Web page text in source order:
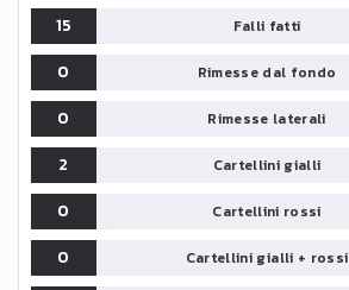
15
Falli fatti
0
Rimesse dal fondo
0
Rimesse laterali
2
Cartellini gialli
0
Cartellini rossi
0
Cartellini gialli + rossi